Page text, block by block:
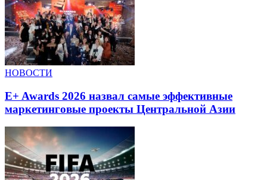
НОВОСТИ
E+ Awards 2026 назвал самые эффективные
маркетинговые проекты Центральной Азии